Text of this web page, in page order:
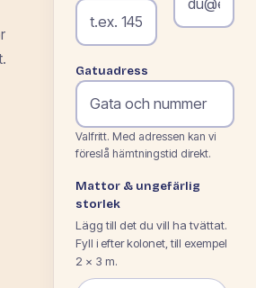
Gatuadress
Valfritt. Med adressen kan vi
föreslå hämtningstid direkt.
Mattor & ungefärlig
storlek
Lägg till det du vill ha tvättat.
Fyll i efter kolonet, till exempel
2 × 3 m.